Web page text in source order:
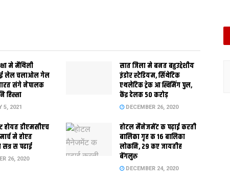
मे मैथि‍ली
लेल चलाओल गेल
भारत संगे नेपालक
हिस्सा
5, 2021
सात जिला मे बनत बहुउद्देशीय
इंडोर स्‍टेडि‍यम, सिंथेटिक
एथलेटिक ट्रेक आ स्विमिंग पुल,
केंद्र देलक 50 करोड़
DECEMBER 26, 2020
होयत डीएमसीएच
मे होएत
स पढाई
26, 2020
होटल मैनेजमेंट क पढ़ाई करती
बालिका गृह क 16 बालिका
लोकनि, 29 कए जायतीह
बेंगलुरु
DECEMBER 24, 2020